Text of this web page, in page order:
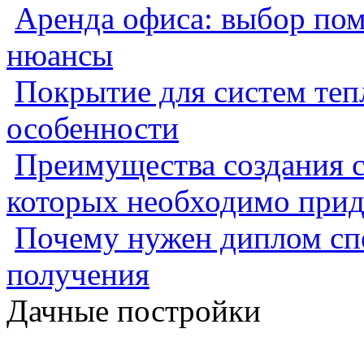
Аренда офиса: выбор
нюансы
Покрытие для систем
особенности
Преимущества создания
которых необходимо
Почему нужен диплом
получения
Дачные постройки